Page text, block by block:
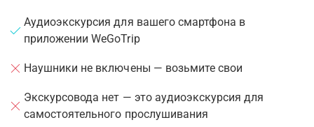
Аудиоэкскурсия для вашего смартфона в
приложении WeGoTrip
Наушники не включены — возьмите свои
Экскурсовода нет — это аудиоэкскурсия для
самостоятельного прослушивания